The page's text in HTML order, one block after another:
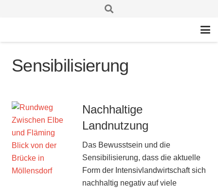
Sensibilisierung
Nachhaltige
Landnutzung
Das Bewusstsein und die
Sensibilisierung, dass die aktuelle
Form der Intensivlandwirtschaft sich
nachhaltig negativ auf viele